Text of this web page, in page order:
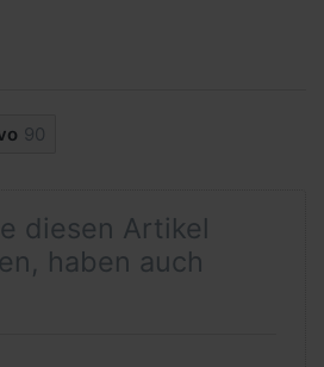
90
diesen Artikel
haben auch